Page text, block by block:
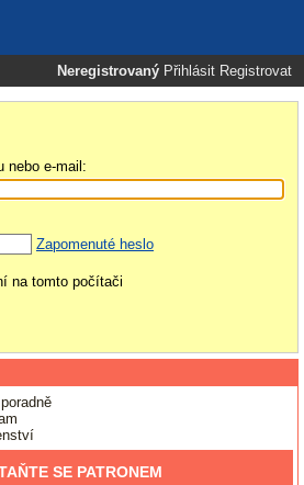
Neregistrovaný Přihlásit Registrovat
nebo e-mail:
Zapomenuté heslo
na tomto počítači
SE PATRONEM